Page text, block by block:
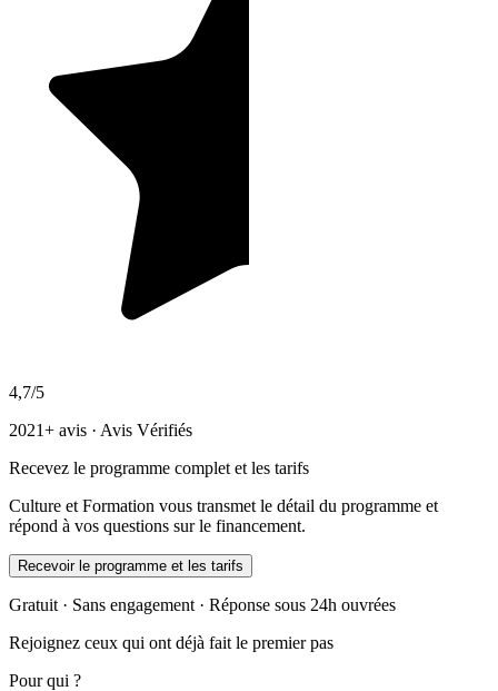
4,7/5
2021+ avis · Avis Vérifiés
Recevez le programme complet et les tarifs
Culture et Formation vous transmet le détail du programme et
répond à vos questions sur le financement.
Recevoir le programme et les tarifs
Gratuit · Sans engagement · Réponse sous 24h ouvrées
Rejoignez ceux qui ont déjà fait le premier pas
Pour qui ?